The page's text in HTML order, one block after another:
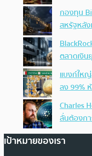
กองทุน
สหรัฐหลั
ตลาดเงิน
แบงก์ให
ลง 99%
Charles
ลั่นต้องก
เป้าหมายของเรา